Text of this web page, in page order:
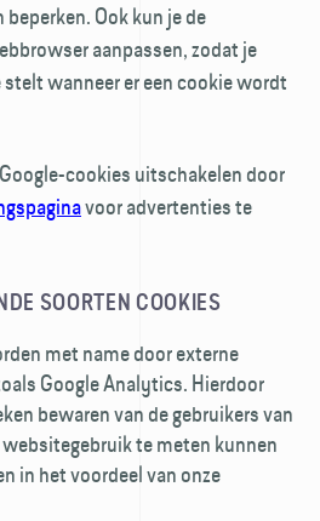
Ook kun je de
aanpassen, zodat je
wanneer er een cookie wordt
cookies uitschakelen door
voor advertenties te
SOORTEN COOKIES
met name door externe
Google Analytics. Hierdoor
bewaren van de gebruikers van
te meten kunnen
in het voordeel van onze